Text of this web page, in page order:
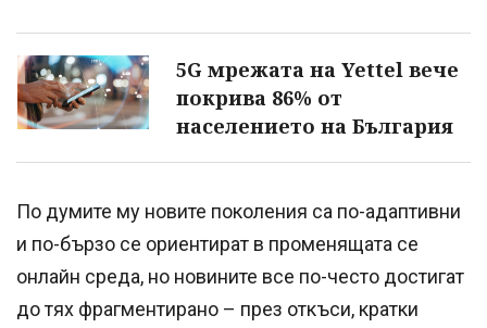
5G мрежата на Yettel вече
покрива 86% от
населението на България
По думите му новите поколения са по-адаптивни
и по-бързо се ориентират в променящата се
онлайн среда, но новините все по-често достигат
до тях фрагментирано – през откъси, кратки